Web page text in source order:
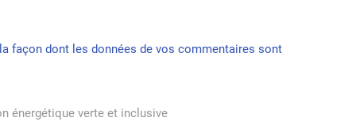
façon dont les données de vos commentaires sont
énergétique verte et inclusive